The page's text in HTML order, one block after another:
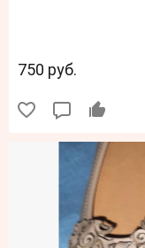
750 руб.